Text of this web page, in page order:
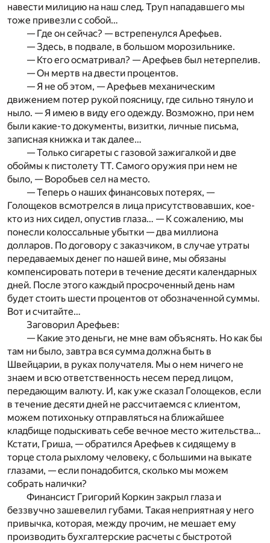
навести милицию на наш след. Труп нападавшего мы
тоже привезли с собой…
— Где он сейчас? — встрепенулся Арефьев.
— Здесь, в подвале, в большом морозильнике.
— Кто его осматривал? — Арефьев был нетерпелив.
— Он мертв на двести процентов.
— Я не об этом, — Арефьев механическим
движением потер рукой поясницу, где сильно тянуло и
ныло. — Я имею в виду его одежду. Возможно, при нем
были какие-то документы, визитки, личные письма,
записная книжка и так далее…
— Только сигареты с газовой зажигалкой и две
обоймы к пистолету ТТ. Самого оружия при нем не
было, — Воробьев сел на место.
— Теперь о наших финансовых потерях, —
Голощеков всмотрелся в лица присутствовавших, кое-
кто из них сидел, опустив глаза… — К сожалению, мы
понесли колоссальные убытки — два миллиона
долларов. По договору с заказчиком, в случае утраты
передаваемых денег по нашей вине, мы обязаны
компенсировать потери в течение десяти календарных
дней. После этого каждый просроченный день нам
будет стоить шести процентов от обозначенной суммы.
Вот и считайте…
Заговорил Арефьев:
— Какие это деньги, не мне вам объяснять. Но как бы
там ни было, завтра вся сумма должна быть в
Швейцарии, в руках получателя. Мы о нем ничего не
знаем и всю ответственность несем перед лицом,
передающим валюту. И, как уже сказал Голощеков, если
в течение десяти дней не рассчитаемся с клиентом,
можем потихоньку отправляться на ближайшее
кладбище подыскивать себе вечное место жительства…
Кстати, Гриша, — обратился Арефьев к сидящему в
торце стола рыхлому человеку, с большими на выкате
глазами, — если понадобится, сколько мы можем
собрать налички?
Финансист Григорий Коркин закрыл глаза и
беззвучно зашевелил губами. Такая неприятная у него
привычка, которая, между прочим, не мешает ему
производить бухгалтерские расчеты с быстротой